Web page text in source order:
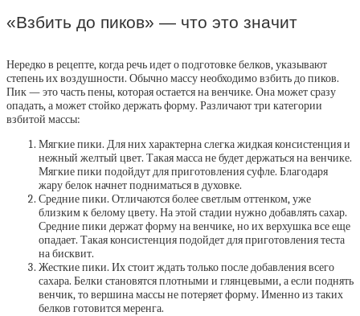
«Взбить до пиков» — что это значит
Нередко в рецепте, когда речь идет о подготовке белков, указывают
степень их воздушности. Обычно массу необходимо взбить до пиков.
Пик — это часть пены, которая остается на венчике. Она может сразу
опадать, а может стойко держать форму. Различают три категории
взбитой массы:
Мягкие пики. Для них характерна слегка жидкая консистенция и
нежный желтый цвет. Такая масса не будет держаться на венчике.
Мягкие пики подойдут для приготовления суфле. Благодаря
жару белок начнет подниматься в духовке.
Средние пики. Отличаются более светлым оттенком, уже
близким к белому цвету. На этой стадии нужно добавлять сахар.
Средние пики держат форму на венчике, но их верхушка все еще
опадает. Такая консистенция подойдет для приготовления теста
на бисквит.
Жесткие пики. Их стоит ждать только после добавления всего
сахара. Белки становятся плотными и глянцевыми, а если поднять
венчик, то вершина массы не потеряет форму. Именно из таких
белков готовится меренга.